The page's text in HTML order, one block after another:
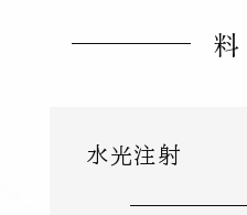
水光注射